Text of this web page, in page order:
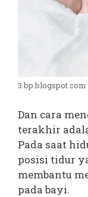
3.bp.blogspot.com
Dan cara
terakhir
Pada saat
posisi tidur
membantu
pada bayi.